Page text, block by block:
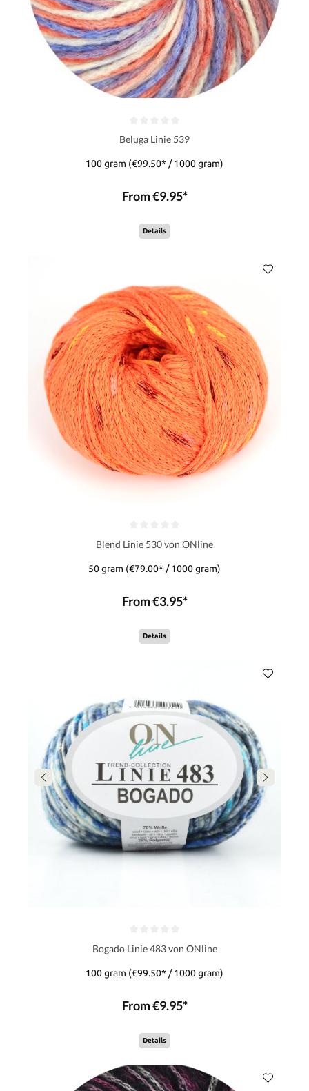
Beluga Linie 539
100 gram (€99.50* / 1000 gram)
From €9.95*
Details
Blend Linie 530 von ONline
50 gram (€79.00* / 1000 gram)
From €3.95*
Details
Bogado Linie 483 von ONline
100 gram (€99.50* / 1000 gram)
From €9.95*
Details